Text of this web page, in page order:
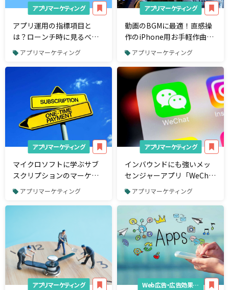
アプリマーケティング
アプリ運用の指標項目と
は？ローンチ時に見るべ
き“必須の切り口”を伝授
アプリマーケティング
アプリマーケティング
動画のBGMに最適！直感操
作のiPhone用お手軽作曲ア
プリ5選
アプリマーケティング
アプリマーケティング
マイクロソフトに学ぶサブ
スクリプションのマーケテ
ィング戦略
アプリマーケティング
アプリマーケティング
インバウンドにも強いメッ
センジャーアプリ「WeChat
(微信)」が広まっている5つ
の理由
アプリマーケティング
アプリマーケティング Web広告・広告効果測定